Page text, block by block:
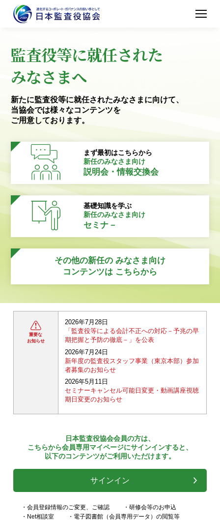
監査役等に就任された
みなさまへ
新たに監査役等に就任されたみなさまに向けて、
当協会では様々なコンテンツを
ご用意しております。
まず最初はこちらから
新任のみなさま向け
説明会・情報交換会
基礎知識を学ぶ
新任のみなさま向け
セミナ－
その他の新任の みなさま向け
コンテンツは こちらから
重要な
お知らせ
2026年7月28日
「監査役等による会計不正への対応－予兆の早
期把握と予防の徹底－」を公表
2026年7月24日
新年度の監査役スタッフ事業（東京本部）参加
者募集のお知らせ
2026年5月11日
セミナーキャンセル可能日変更・動画講座視聴
期日変更のお知らせ
日本監査役協会会員の方は、
こちらから会員専用マイページにサインインすると、
以下のコンテンツがご利用いただけます。
サインイン
・会員登録情報のご変更、ご確認
・研修会等のお申込
・Net相談室
・電子図書館（会員専用データ）の閲覧等